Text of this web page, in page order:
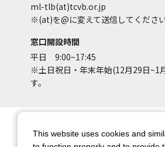
ml-tlb(at)tcvb.or.jp
※(at)を@に変えて送信してください
窓口開設時間
平日 9:00~17:45
※土日祝日・年末年始(12月29日~1
す。
アカウントポリシー
個人情
This website uses cookies and